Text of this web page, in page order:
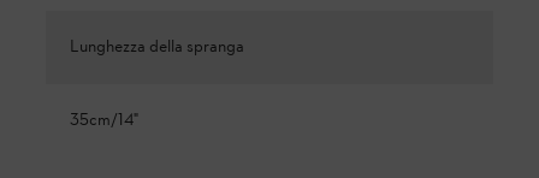
Lunghezza della spranga
35cm/14"